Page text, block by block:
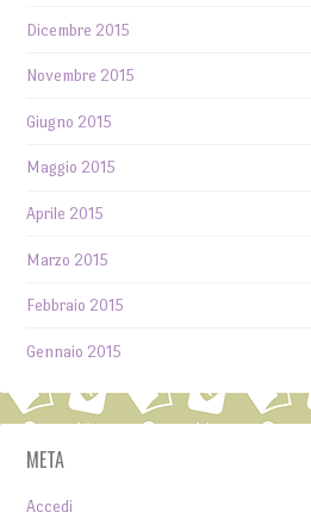
Dicembre 2015
Novembre 2015
Giugno 2015
Maggio 2015
Aprile 2015
Marzo 2015
Febbraio 2015
Gennaio 2015
META
Accedi